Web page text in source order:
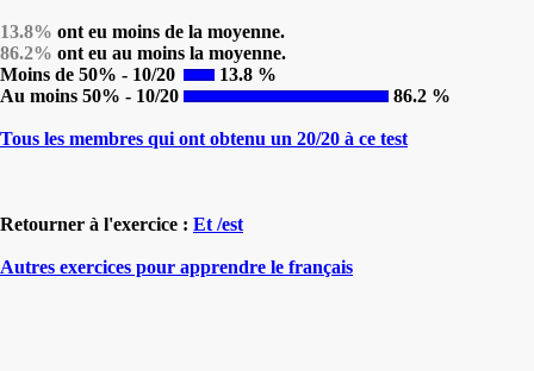
13.8% ont eu moins de la moyenne.
86.2% ont eu au moins la moyenne.
Moins de 50% - 10/20
13.8 %
Au moins 50% - 10/20
86.2 %
Tous les membres qui ont obtenu un 20/20 à ce test
Retourner à l'exercice : Et /est
Autres exercices pour apprendre le français